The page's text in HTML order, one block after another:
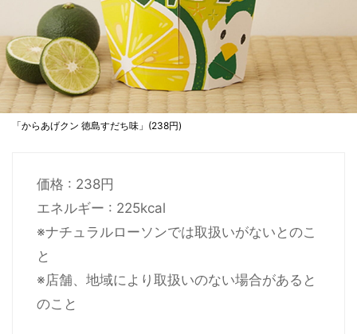
「からあげクン 徳島すだち味」(238円)
価格 : 238円
エネルギー : 225kcal
※ナチュラルローソンでは取扱いがないとのこ
と
※店舗、地域により取扱いのない場合があると
のこと